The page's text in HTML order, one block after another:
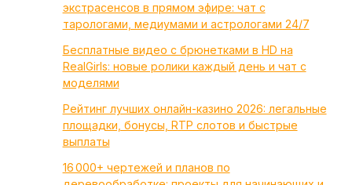
экстрасенсов в прямом эфире: чат с
тарологами, медиумами и астрологами 24/7
Бесплатные видео с брюнетками в HD на
RealGirls: новые ролики каждый день и чат с
моделями
Рейтинг лучших онлайн-казино 2026: легальные
площадки, бонусы, RTP слотов и быстрые
выплаты
16 000+ чертежей и планов по